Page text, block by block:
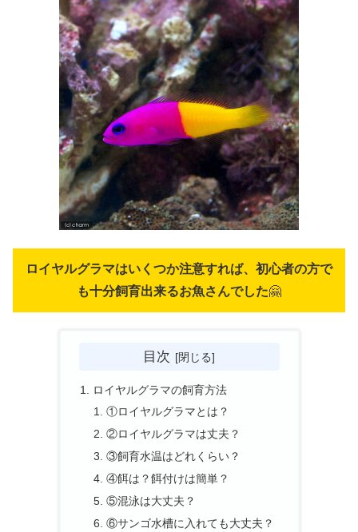
ロイヤルグラマはいくつか注意すれば、初心者の方で
も十分飼育出来るお魚さんでした🤗
目次
ロイヤルグラマの飼育方法
①ロイヤルグラマとは？
②ロイヤルグラマは丈夫？
③飼育水温はどれくらい？
④餌は？餌付けは簡単？
⑤混泳は大丈夫？
⑥サンゴ水槽に入れても大丈夫？